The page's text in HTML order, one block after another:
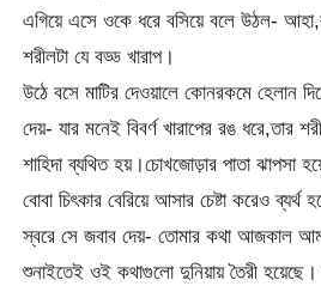
এগিয়ে এসে ওকে ধরে বসিয়ে বলে উঠল-
শরীলটা যে বড্ড খারাপ।
উঠে বসে মাটির দেওয়ালে কোনরকমে হেলান
দেয়- যার মনেই বিবর্ণ খারাপের রঙ ধরে,তার
শাহিদা ব্যথিত হয়।চোখজোড়ার পাতা
বোবা চিৎকার বেরিয়ে আসার চেষ্টা করেও
স্বরে সে জবাব দেয়- তোমার কথা আজকাল
শুনাইতেই ওই কথাগুলো দুনিয়ায় তৈরী হয়েছে।